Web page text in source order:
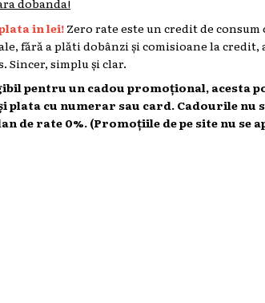
dobanda!
in lei! Zero rate este un credit de consum
fără a plăti dobânzi și comisioane la credit,
Sincer, simplu și clar.
pentru un cadou promoțional, acesta
plata cu numerar sau card. Cadourile nu
de rate 0%. (Promoțiile de pe site nu se